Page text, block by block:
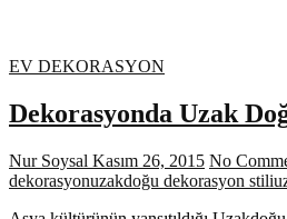
EV DEKORASYON
Dekorasyonda Uzak
Nur Soysal Kasım 26, 2015 No
dekorasyonuzakdoğu dekorasyon stili